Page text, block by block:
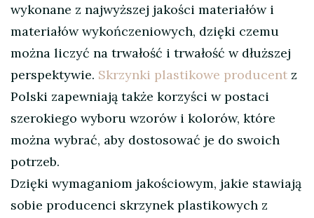
wykonane z najwyższej jakości materiałów i
materiałów wykończeniowych, dzięki czemu
można liczyć na trwałość i trwałość w dłuższej
perspektywie. Skrzynki plastikowe producent z
Polski zapewniają także korzyści w postaci
szerokiego wyboru wzorów i kolorów, które
można wybrać, aby dostosować je do swoich
potrzeb.
Dzięki wymaganiom jakościowym, jakie stawiają
sobie producenci skrzynek plastikowych z